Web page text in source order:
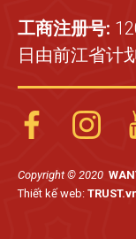
工商注册号:
日由前江省计
Copyright © 2020
Thiết kế web: